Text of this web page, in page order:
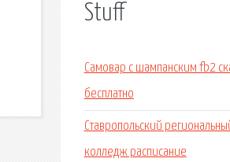
Stuff
Самовар с шампанским fb2
бесплатно
Ставропольский
колледж расписание